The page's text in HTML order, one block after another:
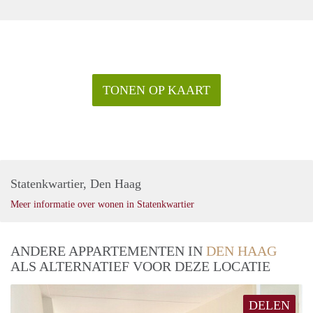
TONEN OP KAART
Statenkwartier, Den Haag
Meer informatie over wonen in Statenkwartier
ANDERE APPARTEMENTEN IN DEN HAAG
ALS ALTERNATIEF VOOR DEZE LOCATIE
DELEN